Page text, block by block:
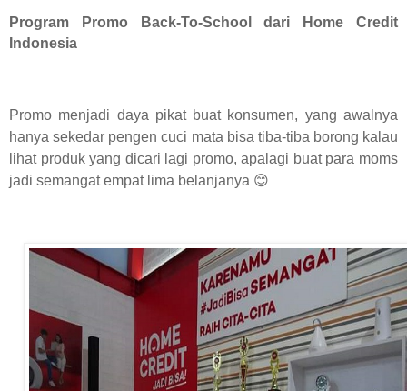
Program Promo Back-To-School dari Home Credit
Indonesia
Promo menjadi daya pikat buat konsumen, yang awalnya
hanya sekedar pengen cuci mata bisa tiba-tiba borong kalau
lihat produk yang dicari lagi promo, apalagi buat para moms
jadi semangat empat lima belanjanya 😊